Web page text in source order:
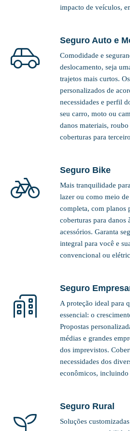
impacto de veículos,
Seguro Auto e
Comodidade e
deslocamento, seja
trajetos mais curtos.
personalizados de
necessidades e perfil
seu carro, moto ou
danos materiais,
coberturas para
Seguro Bike
Mais tranquilidade
lazer ou como meio
completa, com planos
coberturas para danos
acessórios. Garanta
integral para você e
convencional ou
Seguro
A proteção ideal para
essencial: o
Propostas
médias e grandes
dos imprevistos.
necessidades dos
econômicos,
Seguro Rural
Soluções